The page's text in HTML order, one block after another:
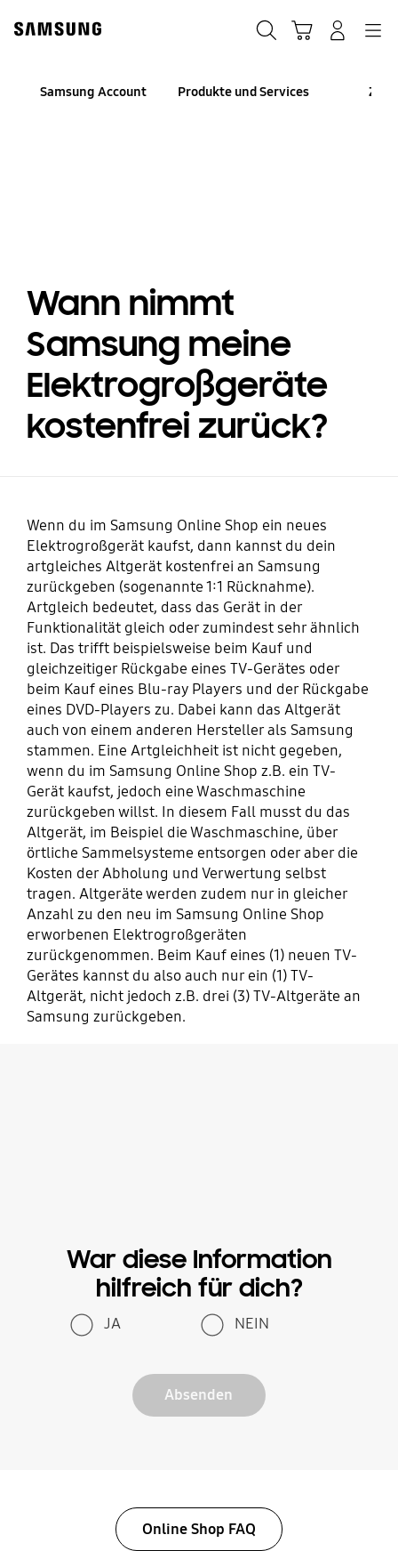
content
accessibility
Samsung Account Produkte und Services
Wann nimmt
Samsung meine
Elektrogroßgeräte
kostenfrei zurück?
Wenn du im Samsung Online Shop ein neues
Elektrogroßgerät kaufst, dann kannst du dein
artgleiches Altgerät kostenfrei an Samsung
zurückgeben (sogenannte 1:1 Rücknahme).
Artgleich bedeutet, dass das Gerät in der
Funktionalität gleich oder zumindest sehr ähnlich
ist. Das trifft beispielsweise beim Kauf und
gleichzeitiger Rückgabe eines TV-Gerätes oder
beim Kauf eines Blu-ray Players und der Rückgabe
eines DVD-Players zu. Dabei kann das Altgerät
auch von einem anderen Hersteller als Samsung
stammen. Eine Artgleichheit ist nicht gegeben,
wenn du im Samsung Online Shop z.B. ein TV-
Gerät kaufst, jedoch eine Waschmaschine
zurückgeben willst. In diesem Fall musst du das
Altgerät, im Beispiel die Waschmaschine, über
örtliche Sammelsysteme entsorgen oder aber die
Kosten der Abholung und Verwertung selbst
tragen. Altgeräte werden zudem nur in gleicher
Anzahl zu den neu im Samsung Online Shop
erworbenen Elektrogroßgeräten
zurückgenommen. Beim Kauf eines (1) neuen TV-
Gerätes kannst du also auch nur ein (1) TV-
Altgerät, nicht jedoch z.B. drei (3) TV-Altgeräte an
Samsung zurückgeben.
War diese Information
hilfreich für dich?
JA NEIN
Absenden
Online Shop FAQ